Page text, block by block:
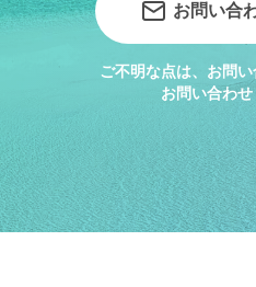
お問い合
ご不明な点は、お問
お問い合わせ